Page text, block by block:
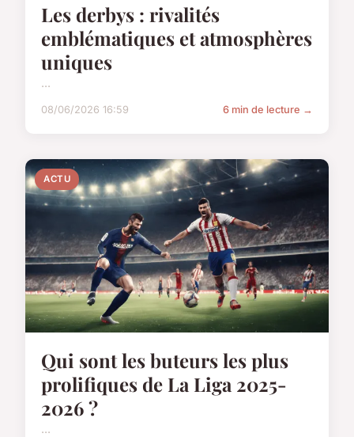
Les derbys : rivalités
emblématiques et atmosphères
uniques
...
08/06/2026 16:59 6 min de lecture →
ACTU
Qui sont les buteurs les plus
prolifiques de La Liga 2025-
2026 ?
...